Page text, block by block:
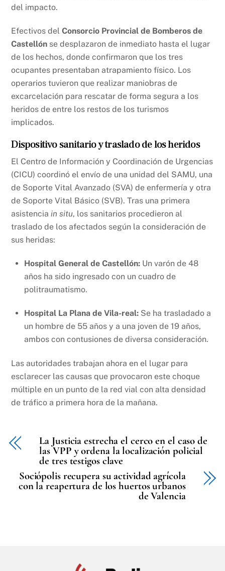
del impacto.
Efectivos delConsorcio Provincial de Bomberos de
Castellón se desplazaron de inmediato hasta el lugar
de los hechos, donde confirmaron que los tres
ocupantes presentaban atrapamiento físico. Los
operarios tuvieron que realizar maniobras de
excarcelación para rescatar de forma segura a los
heridos de entre los restos de los turismos
implicados.
Dispositivo sanitario y traslado de los heridos
El Centro de Información y Coordinación de Urgencias
(CICU) coordinó el envío de una unidad del SAMU, una
de Soporte Vital Avanzado (SVA) de enfermería y otra
de Soporte Vital Básico (SVB). Tras una primera
asistenciain situ, los sanitarios procedieron al
traslado de los afectados según la consideración de
sus heridas:
Hospital General de Castellón: Un varón de 48
años ha sido ingresado con un cuadro de
politraumatismo.
Hospital La Plana de Vila-real: Se ha trasladado a
un hombre de 55 años y a una joven de 19 años,
ambos con contusiones de diversa consideración.
Las autoridades trabajan ahora en el lugar para
esclarecer las causas que provocaron este choque
múltiple en un punto de la red vial con alta densidad
de tráfico a primera hora de la mañana.
La Justicia estrecha el cerco en el caso de
las VPP y ordena la localización policial
de tres testigos clave
Sociópolis recupera su actividad agrícola
con la reapertura de los huertos urbanos
de Valencia